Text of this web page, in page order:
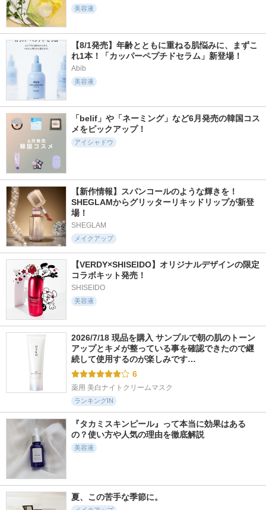
美容液
【8/1発売】年齢とともに重ねる肌悩みに、まずこ
れ1本！「カッパーペプチドセラム」新登場！
Abib
美容液
「belif」や「ネーミング」など6月発売の韓国コス
メをピックアップ！
アイシャドウ
【新作情報】スパンコールのような輝きを！
SHEGLAMからグリッターリキッドリップが新登
場！
SHEGLAM
メイクアップ
【VERDY×SHISEIDO】オリジナルデザインの限定
コラボキット発売！
SHISEIDO
美容液
2026/7/18 現品を購入 サンプルで朝の肌のトーン
アップとキメが整っている事を確認できたので継
続して使用するのが楽しみです…
6
薬用 美白ナイトクリームマスク
ランキングIN
『タカミスキンピール』って本当に効果はある
の？使い方や人気の理由を徹底解説
美容液
夏、この苦手な季節に。